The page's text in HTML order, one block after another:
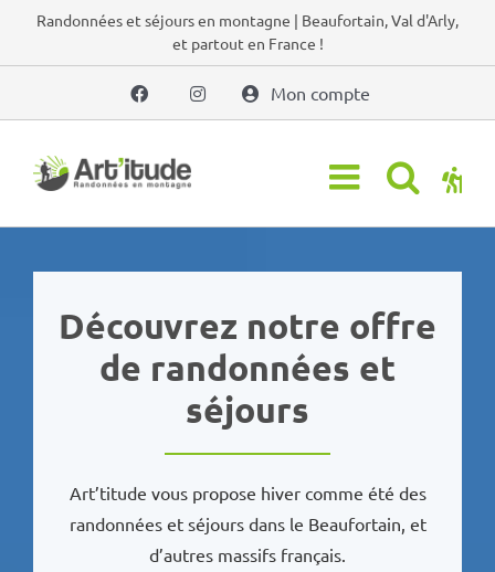
PasserRandonnées et séjours en montagne | Beaufortain, Val d'Arly,
et partout en France !
Mon compte
Découvrez notre offre
de randonnées et
séjours
Art’titude vous propose hiver comme été des
randonnées et séjours dans le Beaufortain, et
d’autres massifs français.